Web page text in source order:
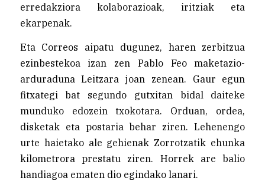
erredakziora kolaborazioak, iritziak eta
ekarpenak.
Eta Correos aipatu dugunez, haren zerbitzua
ezinbestekoa izan zen Pablo Feo maketazio-
arduraduna Leitzara joan zenean. Gaur egun
fitxategi bat segundo gutxitan bidal daiteke
munduko edozein txokotara. Orduan, ordea,
disketak eta postaria behar ziren. Lehenengo
urte haietako ale gehienak Zorrotzatik ehunka
kilometrora prestatu ziren. Horrek are balio
handiagoa ematen dio egindako lanari.